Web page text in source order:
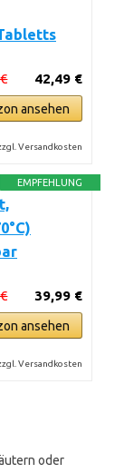
42,49 €
ansehen
Versandkosten
EMPFEHLUNG
39,99 €
ansehen
Versandkosten
oder